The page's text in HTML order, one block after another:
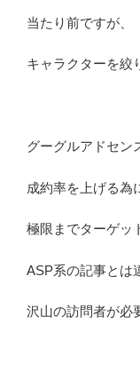
当たり前ですが、
キャラクターを絞
グーグルアドセン
成約率を上げる為
極限までターゲッ
ASP系の記事とは
沢山の訪問者が必